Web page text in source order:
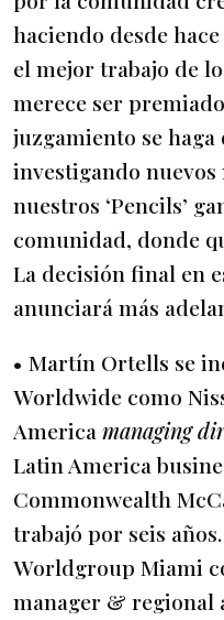
haciendo desde hace
el mejor trabajo de
merece ser
juzgamiento se haga
investigando
nuestros ‘Pencils’
comunidad, donde
La decisión final en
anunciará más
• Martín Ortells se
Worldwide como
Americamanaging
Latin America
Commonwealth
trabajó por seis
Worldgroup Miami
manager & regional